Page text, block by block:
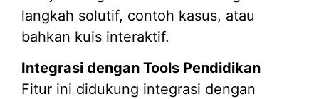
langkah solutif, contoh kasus, atau
bahkan kuis interaktif.
Integrasi dengan Tools Pendidikan
Fitur ini didukung integrasi dengan